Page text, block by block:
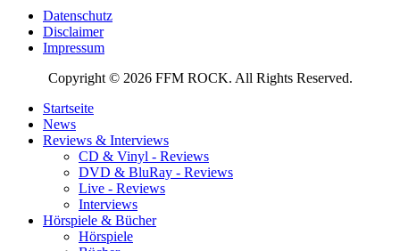
Datenschutz
Disclaimer
Impressum
Copyright © 2026 FFM ROCK. All Rights Reserved.
Startseite
News
Reviews & Interviews
CD & Vinyl - Reviews
DVD & BluRay - Reviews
Live - Reviews
Interviews
Hörspiele & Bücher
Hörspiele